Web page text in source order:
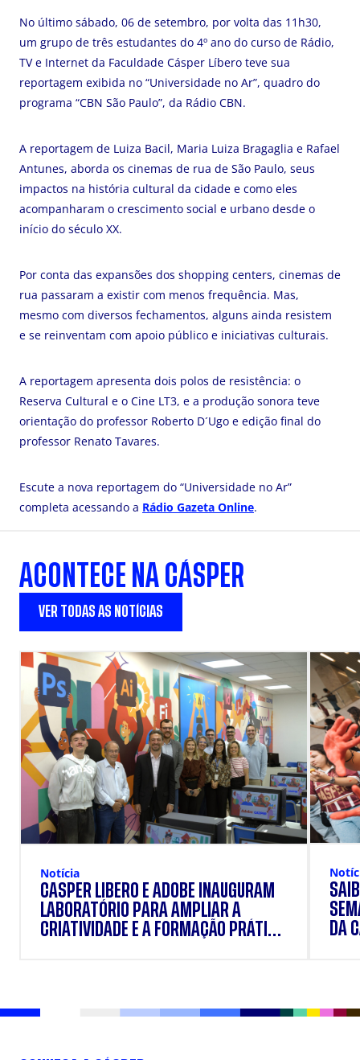
No último sábado, 06 de setembro, por volta das 11h30,
um grupo de três estudantes do 4º ano do curso de Rádio,
TV e Internet da Faculdade Cásper Líbero teve sua
reportagem exibida no “Universidade no Ar”, quadro do
programa “CBN São Paulo”, da Rádio CBN.
A reportagem de Luiza Bacil, Maria Luiza Bragaglia e Rafael
Antunes, aborda os cinemas de rua de São Paulo, seus
impactos na história cultural da cidade e como eles
acompanharam o crescimento social e urbano desde o
início do século XX.
Por conta das expansões dos shopping centers, cinemas de
rua passaram a existir com menos frequência. Mas,
mesmo com diversos fechamentos, alguns ainda resistem
e se reinventam com apoio público e iniciativas culturais.
A reportagem apresenta dois polos de resistência: o
Reserva Cultural e o Cine LT3, e a produção sonora teve
orientação do professor Roberto D´Ugo e edição final do
professor Renato Tavares.
Escute a nova reportagem do “Universidade no Ar”
completa acessando a Rádio Gazeta Online.
ACONTECE NA CÁSPER
VER TODAS AS NOTÍCIAS
Notícia
CÁSPER LÍBERO E ADOBE INAUGURAM
LABORATÓRIO PARA AMPLIAR A
CRIATIVIDADE E A FORMAÇÃO PRÁTICA
DA